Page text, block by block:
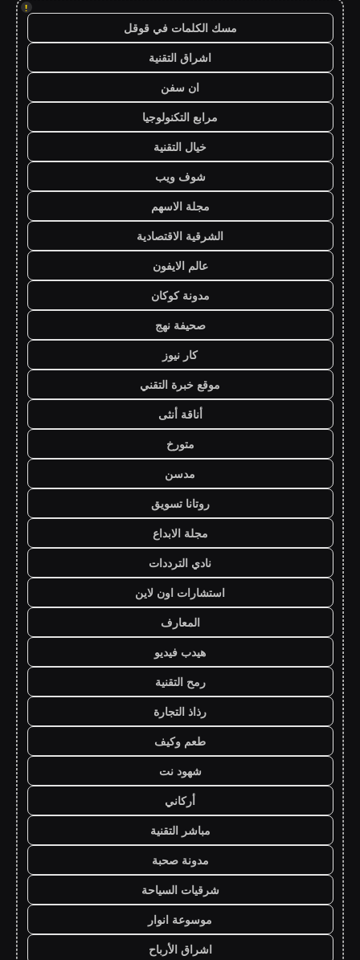
!
مسك الكلمات في قوقل
اشراق التقنية
ان سفن
مرابع التكنولوجيا
خيال التقنية
شوف ويب
مجلة الاسهم
الشرقية الاقتصادية
عالم الايفون
مدونة كوكان
صحيفة نهج
كار نيوز
موقع خبرة التقني
أناقة أنثى
متورخ
مدسن
روتانا تسويق
مجلة الابداع
نادي الترددات
استشارات اون لاين
المعارف
هيدب فيديو
رمح التقنية
رذاذ التجارة
طعم وكيف
شهود نت
أركاني
مباشر التقنية
مدونة صحبة
شرقيات السياحة
موسوعة انوار
اشراق الأرباح